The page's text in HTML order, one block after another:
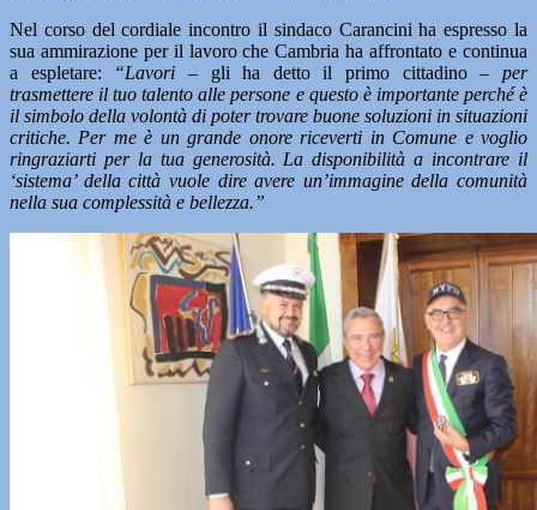
Nel corso del cordiale incontro il sindaco Carancini ha espresso la
sua ammirazione per il lavoro che Cambria ha affrontato e continua
a espletare: “Lavori – gli ha detto il primo cittadino –per
trasmettere il tuo talento alle persone e questo è importante perché è
il simbolo della volontà di poter trovare buone soluzioni in situazioni
critiche. Per me è un grande onore riceverti in Comune e voglio
ringraziarti per la tua generosità. La disponibilità a incontrare il
‘sistema’ della città vuole dire avere un’immagine della comunità
nella sua complessità e bellezza.”